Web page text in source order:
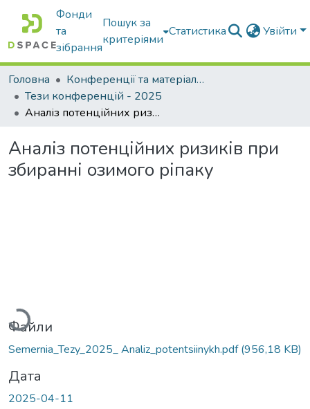
Фонди
та
зібрання
Пошук за
критеріями
Статистика Увійти
Головна
Конференції та матеріали конференцій
Тези конференцій - 2025
Аналіз потенційних ризиків при збиранні озимого ріпаку
Аналіз потенційних ризиків при
збиранні озимого ріпаку
Файли
Semernia_Tezy_2025_ Analiz_potentsiinykh.pdf(956,18 KB)
Дата
2025-04-11